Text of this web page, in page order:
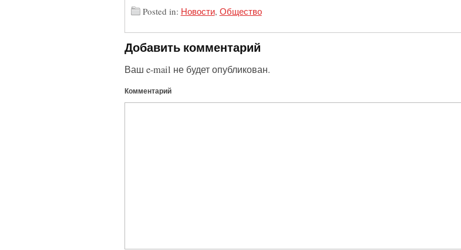
Posted in: Новости, Общество
Добавить комментарий
Ваш e-mail не будет опубликован.
Комментарий